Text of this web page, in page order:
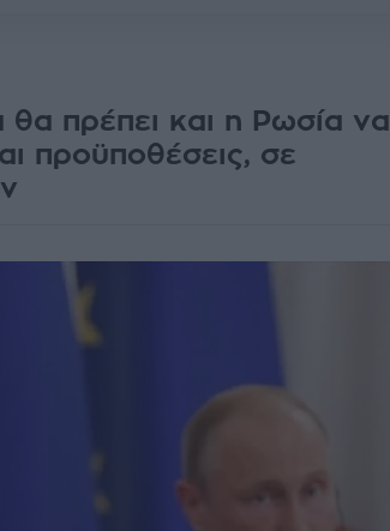
πρέπει και η Ρωσία να
προϋποθέσεις, σε